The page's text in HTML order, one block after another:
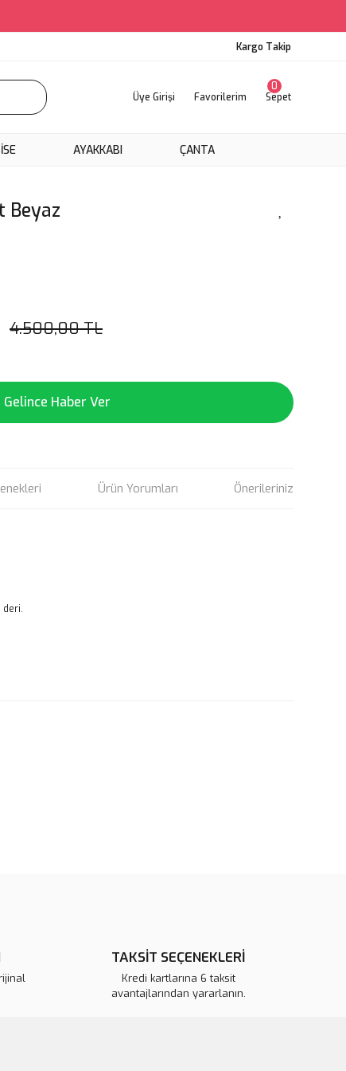
Kargo Takip
Üye Girişi Favorilerim Sepet
0
AYAKKABI ÇANTA
Beyaz
4.500,00 TL
Gelince Haber Ver
Ürün Yorumları Önerileriniz
deri.
TAKSİT SEÇENEKLERİ
Kredi kartlarına 6 taksit
avantajlarından yararlanın.